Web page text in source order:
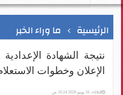
الرئيسية ما وراء الخبر
الإعلان وخطوات
الثلاثاء، 16 يونيو 2026 10:24 ص